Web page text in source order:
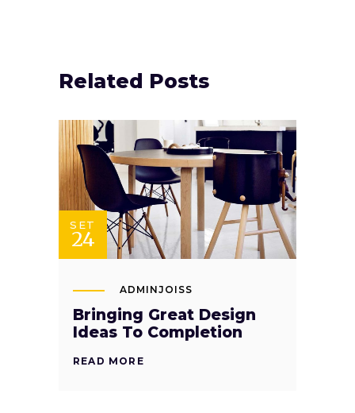
Related Posts
SET
24
ADMINJOISS
Bringing Great Design
Ideas To Completion
READ MORE